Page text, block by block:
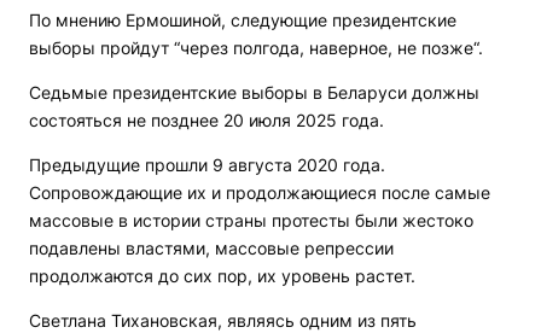
По мнению Ермошиной, следующие президентские
выборы пройдут “через полгода, наверное, не позже“.
Седьмые президентские выборы в Беларуси должны
состояться не позднее 20 июля 2025 года.
Предыдущие прошли 9 августа 2020 года.
Сопровождающие их и продолжающиеся после самые
массовые в истории страны протесты были жестоко
подавлены властями, массовые репрессии
продолжаются до сих пор, их уровень растет.
Светлана Тихановская, являясь одним из пять